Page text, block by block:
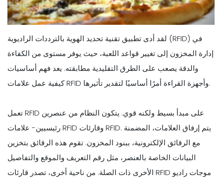
لقد أدى تطبيق تقنية تحديد الهوية بالترددات الراديوية (RFID) في
إدارة المخزون إلى تغيير قواعد اللعبة، حيث يوفر مستوى من الكفاءة
والدقة يصعب على الطرق التقليدية مطابقته. يعد فهم أساسيات
كيفية عمل علامات RFID وأجهزة القراءة أمرًا أساسيًا لتقدير تأثيرها.
تعمل RFID على مبدأ بسيط ولكنه قوي. يتكون النظام من عنصرين
رئيسيين- علامات RFID وقارئات RFID. يتم إرفاق العلامات، المضمنة
مع الرقائق الإلكترونية، ببنود المخزون. تقوم هذه الرقائق بتخزين
البيانات الخاصة بالعنصر، مثل رقم التعريف والموقع والتفاصيل
الأخرى ذات الصلة. من ناحية أخرى، تصدر قارئات RFID موجات راديو